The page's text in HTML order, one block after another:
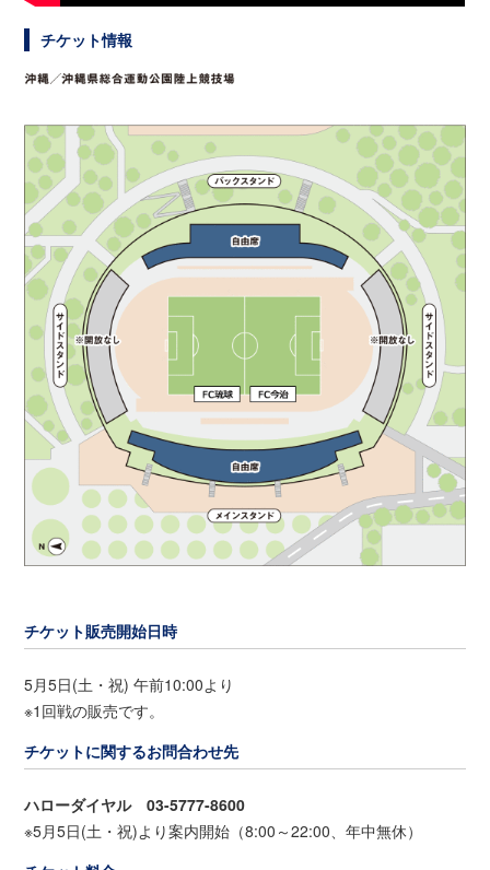
チケット情報
チケット販売開始日時
5月5日(土・祝) 午前10:00より
※1回戦の販売です。
チケットに関するお問合わせ先
ハローダイヤル 03-5777-8600
※5月5日(土・祝)より案内開始（8:00～22:00、年中無休）